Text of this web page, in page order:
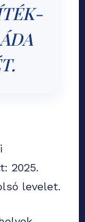
2025.
levelet.